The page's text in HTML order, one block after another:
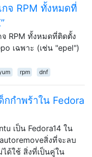
จ RPM ทั้งหมดที่
RPM ทั้งหมดที่ติดตั้ง
เฉพาะ (เช่น "epel")
rpm dnf
กำพร้าใน Fedora
เป็น Fedora14 ใน
สิ่งที่จะลบ
ได้ใช้ สิ่งที่เป็นคู่ใน